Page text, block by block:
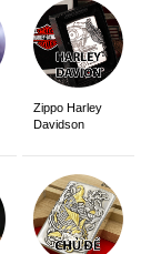
Zippo Harley
Davidson